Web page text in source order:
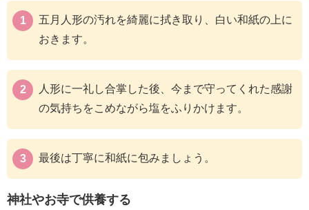
五月人形の汚れを綺麗に拭き取り、白い和紙の上に
おきます。
人形に一礼し合掌した後、今まで守ってくれた感謝
の気持ちをこめながら塩をふりかけます。
最後は丁寧に和紙に包みましょう。
神社やお寺で供養する